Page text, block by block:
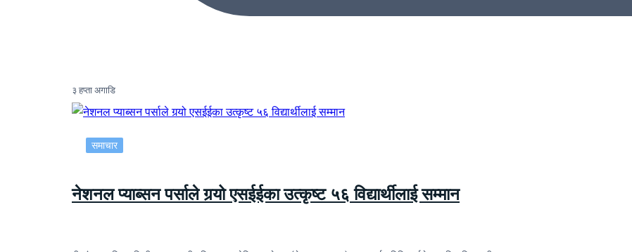
३ हप्ता अगाडि
समाचार
नेशनल प्याब्सन पर्साले गर्‍यो एसईईका उत्कृष्ट ५६ विद्यार्थीलाई सम्मान